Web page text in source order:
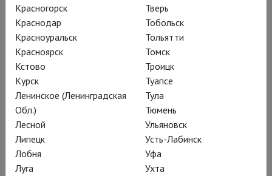
Объединяют спектакли не только
фолк-мотивы:
оба и волшебны, и
документальны.
Красногорск
Краснодар
Красноуральск
Красноярск
Кстово
Курск
Ленинское (Ленинградская
Обл.)
Лесной
Липецк
Лобня
Луга
Тверь
Тобольск
Тольятти
Томск
Троицк
Туапсе
Тула
Тюмень
Ульяновск
Усть-Лабинск
Уфа
Ухта